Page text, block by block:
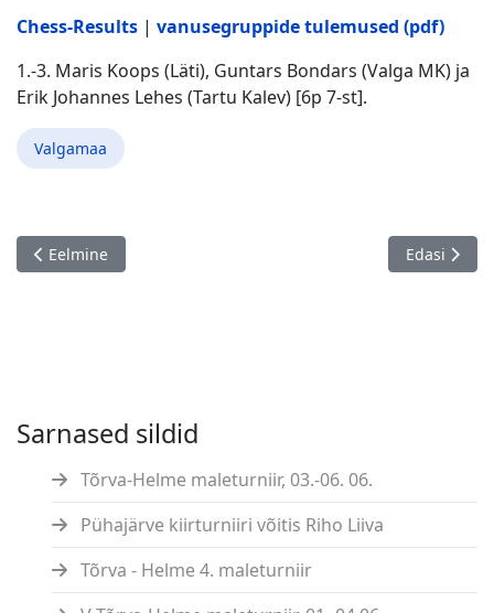
Chess-Results | vanusegruppide tulemused (pdf)
1.-3. Maris Koops (Läti), Guntars Bondars (Valga MK) ja
Erik Johannes Lehes (Tartu Kalev) [6p 7-st].
Valgamaa
Eelmine artikkel: 8. Tallinna Maleklubi sari "Kevad 2022" - VII
Eelmine Järgmine
Edasi
Sarnased sildid
Tõrva-Helme maleturniir, 03.-06. 06.
Pühajärve kiirturniiri võitis Riho Liiva
Tõrva - Helme 4. maleturniir